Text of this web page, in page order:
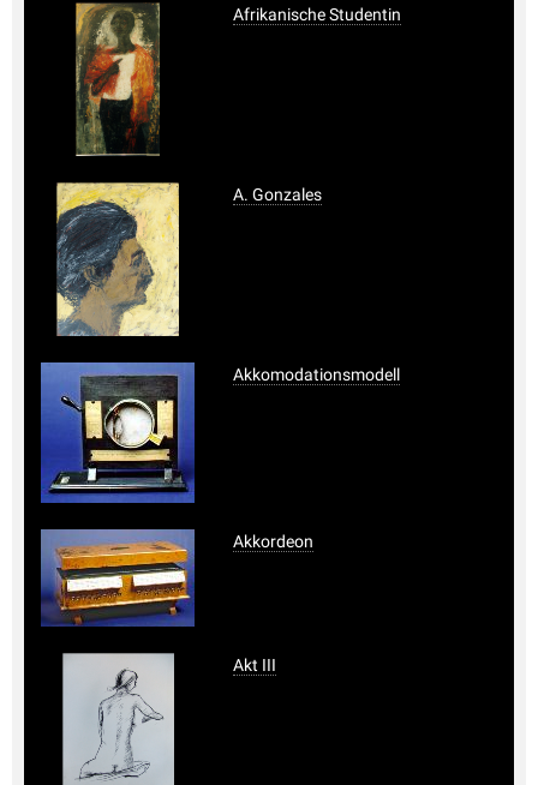
Afrikanische Studentin
A. Gonzales
Akkomodationsmodell
Akkordeon
Akt III